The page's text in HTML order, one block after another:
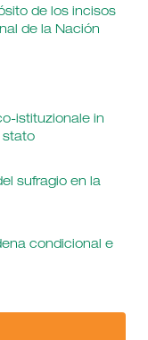
de los incisos
de la Nación
istituzionale in
stato
sufragio en la
condicional e